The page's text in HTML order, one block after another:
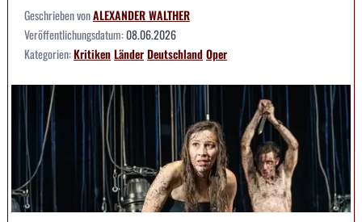
Geschrieben vonALEXANDER WALTHER
Veröffentlichungsdatum:08.06.2026
Kategorien:KritikenLänderDeutschlandOper